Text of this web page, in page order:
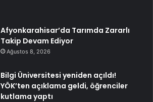
Afyonkarahisar’da Tarımda Zararlı
Takip Devam Ediyor
Ağustos 8, 2026
Bilgi Üniversitesi yeniden açıldı!
YÖK’ten açıklama geldi, öğrenciler
kutlama yaptı